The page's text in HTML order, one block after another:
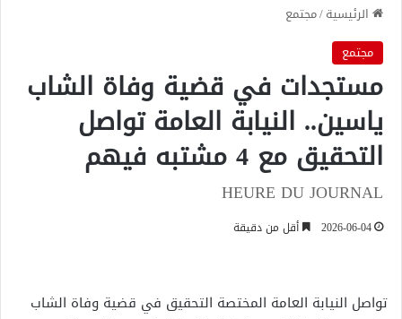
الرئيسية/مجتمع
مجتمع
مستجدات في قضية وفاة الشاب
ياسين.. النيابة العامة تواصل
التحقيق مع 4 مشتبه فيهم
HEURE DU JOURNAL
2026-06-04 أقل من دقيقة
تواصل النيابة العامة المختصة التحقيق في قضية وفاة الشاب